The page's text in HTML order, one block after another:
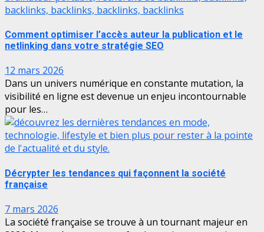
Comment optimiser l’accès auteur la publication et le
netlinking dans votre stratégie SEO
12 mars 2026
Dans un univers numérique en constante mutation, la
visibilité en ligne est devenue un enjeu incontournable
pour les…
Décrypter les tendances qui façonnent la société
française
7 mars 2026
La société française se trouve à un tournant majeur en